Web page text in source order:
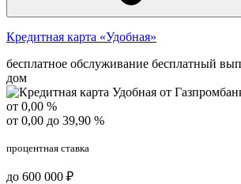
Кредитная карта «Удобная»
бесплатное обслуживание бесплатный
дом
от 0,00 %
от 0,00 до 39,90 %
процентная ставка
до 600 000 ₽